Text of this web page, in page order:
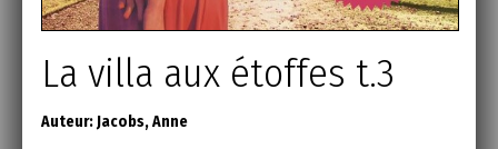
La villa aux étoffes t.3
Auteur:Jacobs, Anne